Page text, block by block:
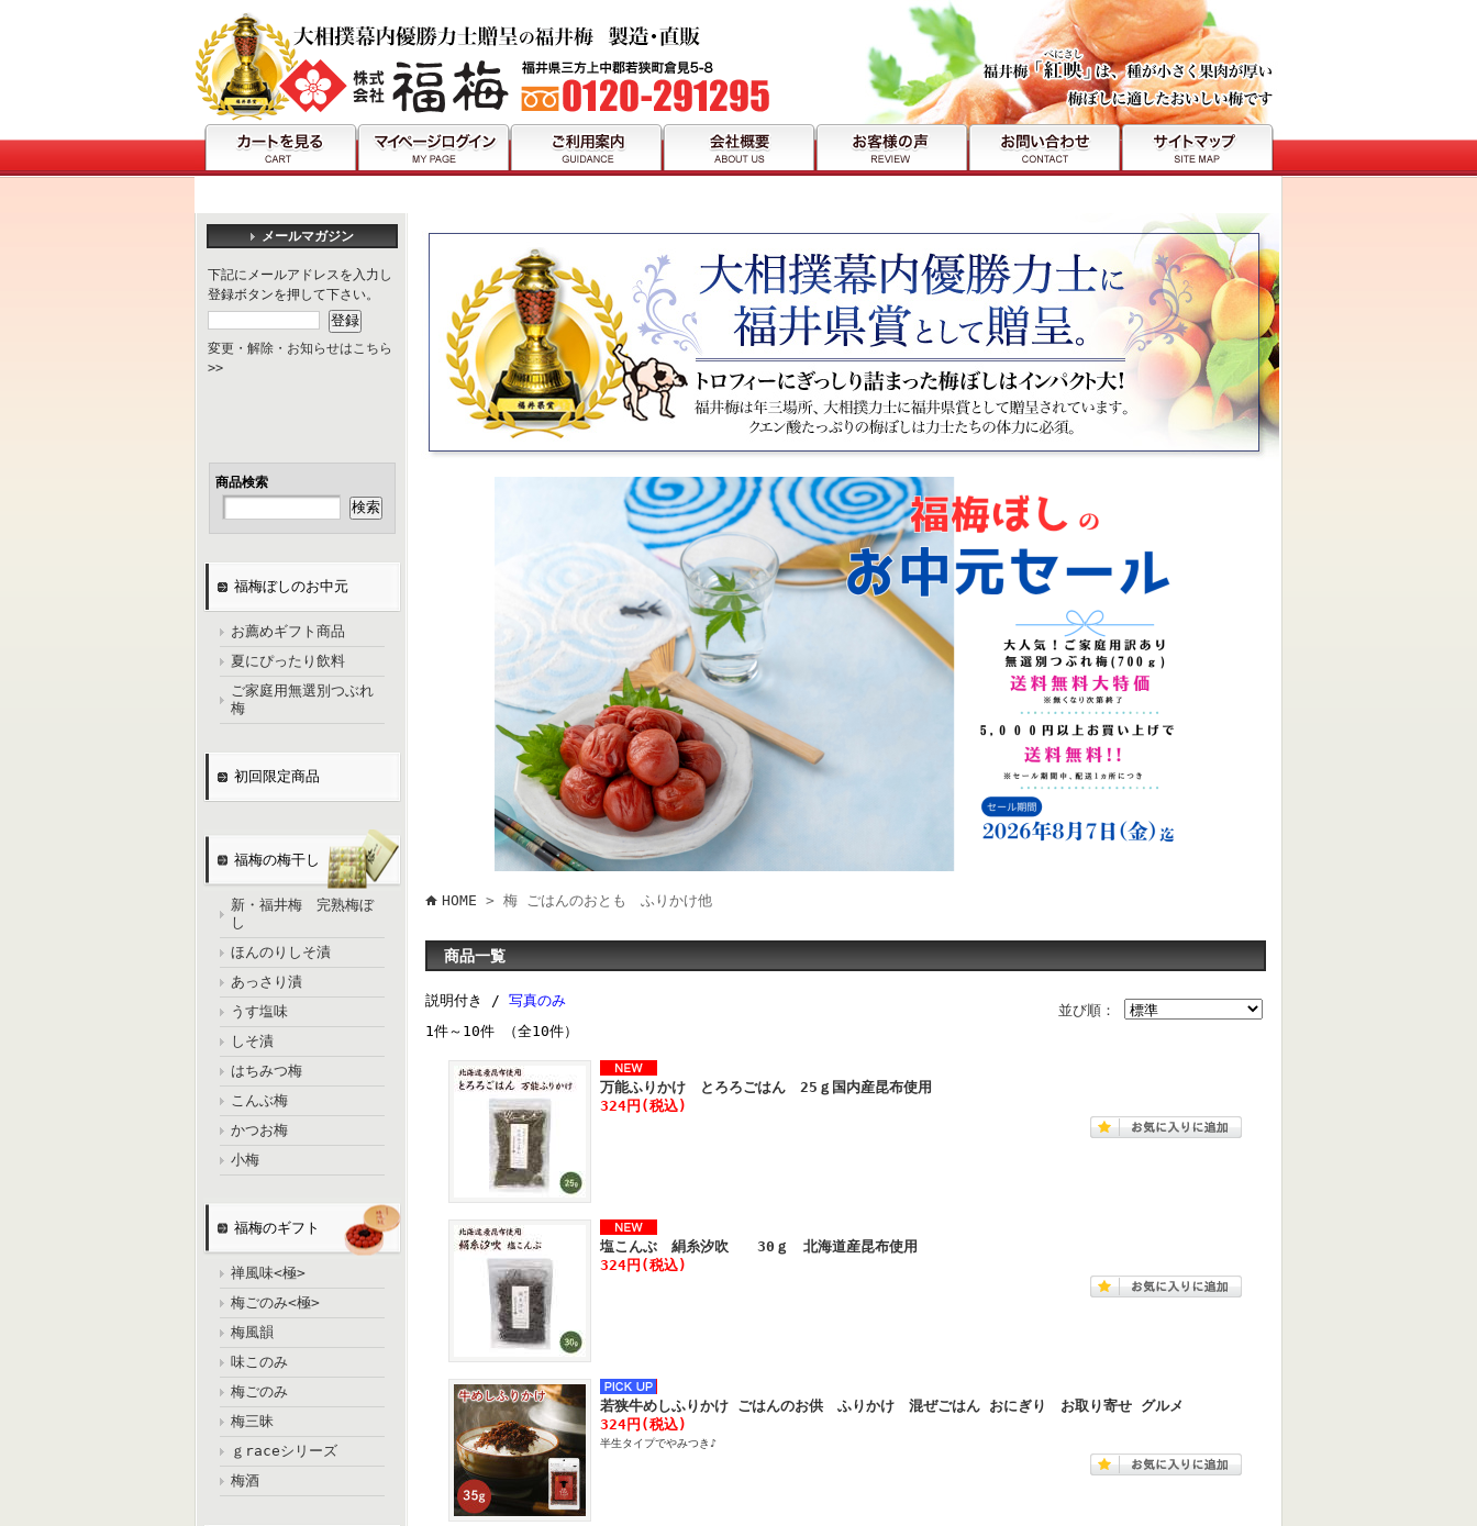
メールマガジン
下記にメールアドレスを入力し
登録ボタンを押して下さい。
変更・解除・お知らせはこちら
>>
商品検索
福梅ぼしのお中元
お薦めギフト商品
夏にぴったり飲料
ご家庭用無選別つぶれ
梅
初回限定商品
福梅の梅干し
新・福井梅 完熟梅ぼ
し
ほんのりしそ漬
あっさり漬
うす塩味
しそ漬
はちみつ梅
こんぶ梅
かつお梅
小梅
福梅のギフト
禅風味<極>
梅ごのみ<極>
梅風韻
味このみ
梅ごのみ
梅三昧
ｇraceシリーズ
梅酒
HOME > 梅 ごはんのおとも ふりかけ他
商品一覧
並び順：
説明付き / 写真のみ
1件～10件 （全10件）
万能ふりかけ とろろごはん 25ｇ国内産昆布使用
324円(税込)
塩こんぶ 絹糸汐吹 30ｇ 北海道産昆布使用
324円(税込)
若狭牛めしふりかけ ごはんのお供 ふりかけ 混ぜごはん おにぎり お取り寄せ グルメ
324円(税込)
半生タイプでやみつき♪